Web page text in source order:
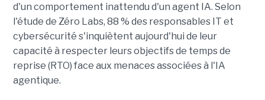
d'un comportement inattendu d'un agent IA. Selon
l'étude de Zéro Labs, 88 % des responsables IT et
cybersécurité s'inquiètent aujourd'hui de leur
capacité à respecter leurs objectifs de temps de
reprise (RTO) face aux menaces associées à l'IA
agentique.